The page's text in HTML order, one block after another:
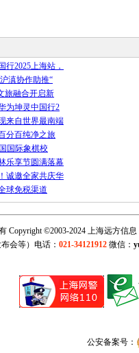
2025上海站，
滇协作助推“
旅融合开启新
为坤灵中国行2
来自世界最南端
分百纯净之旅
国际象棋校
乐享节圆满落幕
诚邀全家共庆华
球免税渠道
Copyright ©2003-2024 上海远方信
会等）电话：021-34121912 微信：
公安备案号：